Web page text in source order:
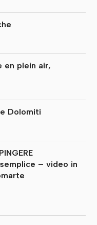
en plein air,
Dolomiti
semplice – video in